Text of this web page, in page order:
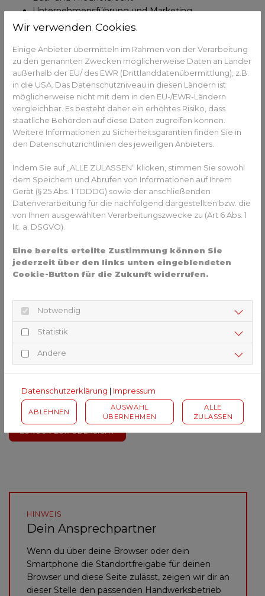
ZURÜCK ZUR ÜBERSICHT
HINWEIS
Dein Ansprechpartner
Wenn du über deine Browser oder dein
Smartphone die Standortfreigabe für deinen
Browser und diese Seite zulässt, zeigen wir dir an
dieser Stelle den passenden Handwerksbetrieb
Unternehmensführung und Marketing
Meisterausbildung
Auch die Meisterausbildung im Steinmetzhandwerk steht
in diesem Beruf zur Verfügung. Dafür benötigen
Interessenten einige Jahre Berufserfahrung. Mit dem
Meistertitel in der Tasche können sich Absolventen als
Steinmetz oder Steinbildhauer selbstständig machen.
Mit einer Hochschulzugangsberechtigung gibt es die
Möglichkeit, ein Studium zu absolvieren und damit den
Abschluss an einer Hochschule zu erreichen. Mögliche
Studiengänge sind:
Bachelor of Engineering Bauingenieurwesen
Bachelor of Engineering
Bauwirtschaftsingenieurwesen
Bachelor of Engineering Architektur
Außerdem gibt es die Möglichkeit, bereits während der
Ausbildung ein berufs- beziehungsweise
ausbildungsbegleitendes Studium aufzunehmen. Das
bedeutet zwar doppelter Lernaufwand, dafür haben
Absolventen am Ende der drei Jahre gleich zwei
Abschlüsse in der Tasche.
Mehr Informationen zum Thema Steinmetz finden Sie hier.
Wir verwenden Cookies.
Einige Anbieter übermitteln im Rahmen von der Verarbeitung
zu den genannten Zwecken möglicherweise Daten an Länder
außerhalb der EU/ des EWR (Drittlanddatenübermittlung), z.B.
in die USA. Das Datenschutzniveau in diesen Ländern ist
möglicherweise nicht mit dem in den EU-/EWR-Ländern
vergleichbar. Es besteht daher ein erhöhtes Risiko, dass
staatliche Behörden auf diese Daten zugreifen können.
Weitere Informationen zu Sicherheitsgarantien finden Sie in
den Datenschutzrichtlinien des jeweiligen Anbieters.
Indem Sie auf „ALLE ZULASSEN“ klicken, stimmen Sie sowohl
dem Speichern und Abrufen von Informationen auf Ihrem
Gerät (§ 25 Abs. 1 TDDDG) sowie der anschließenden
Datenverarbeitung für die nachfolgend dargestellten bzw. die
von Ihnen ausgewählten Verarbeitungszwecke zu (Art 6 Abs. 1
lit. a. DSGVO).
Eine bereits erteilte Zustimmung können Sie
jederzeit über den links unten eingeblendeten
Cookie-Button für die Zukunft widerrufen.
Notwendig
Statistik
Andere
Datenschutzerklärung | Impressum
ABLEHNEN
AUSWAHL
ÜBERNEHMEN
ALLE
ZULASSEN